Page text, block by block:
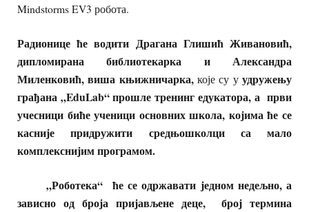
Mindstorms EV3 робота.
Радионице ће водити Драгана Глишић Живановић,
дипломирана библиотекарка и Александра
Миленковић, виша књижничарка,које су уудружењу
грађана „EduLab“ прошле тренинг едукатора, а први
учесници биће ученици основних школа, којима ће се
касније придружити средњошколци са мало
комплекснијим програмом.
„Роботека“ ће се одржавати једном недељно,а
зависно од броја пријављене деце, број термина